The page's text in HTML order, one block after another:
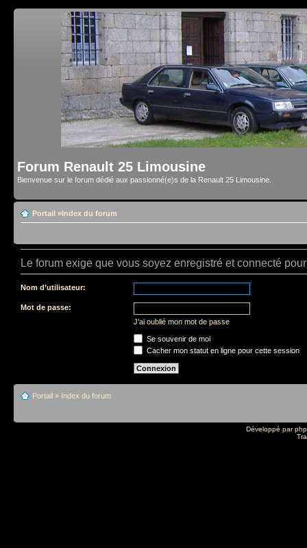
Forum Renault 25 Limousine
Bienvenue sur le forum dédié aux passionné(e)s de la Renault 25 Limousine.
Portail »Index du forum
Le forum exige que vous soyez enregistré et connecté
Nom d’utilisateur:
Mot de passe:
J’ai oublié mon mot de passe
Se souvenir de moi
Cacher mon statut en ligne pour cette session
Portail » Index du forum
Développé par